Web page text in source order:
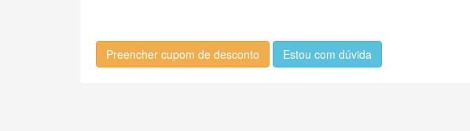
Preencher cupom de desconto Estou com dúvida